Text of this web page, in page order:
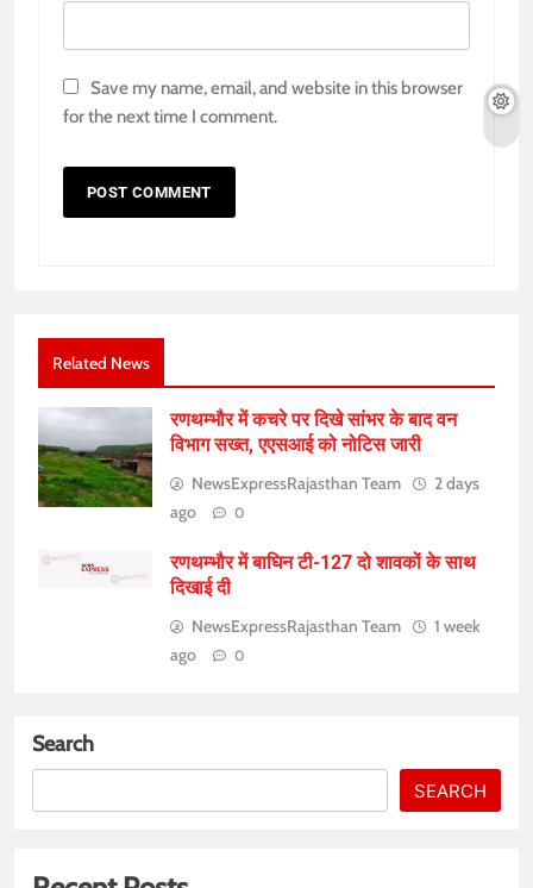
Save my name, email, and website in this browser
for the next time I comment.
Related News
रणथम्भौर में कचरे पर दिखे सांभर के बाद वन
विभाग सख्त, एएसआई को नोटिस जारी
NewsExpressRajasthan Team
2 days
ago
0
रणथम्भौर में बाघिन टी-127 दो शावकों के साथ
दिखाई दी
NewsExpressRajasthan Team
1 week
ago
0
Search
SEARCH